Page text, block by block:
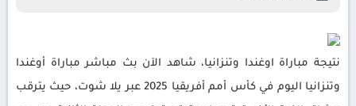
نتيجة مباراة اوغندا وتنزانيا، شاهد الآن بث مباشر مباراة أوغندا
وتنزانيا اليوم في كأس أمم أفريقيا 2025 عبر يلا شوت، حيث يترقب